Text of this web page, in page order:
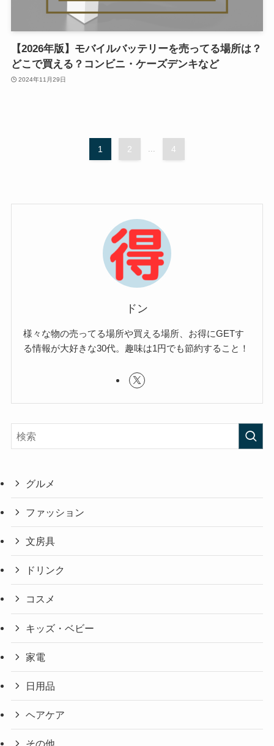
【2026年版】モバイルバッテリーを売ってる場所は？
どこで買える？コンビニ・ケーズデンキなど
2024年11月29日
1 2 ... 4
ドン
様々な物の売ってる場所や買える場所、お得にGETす
る情報が大好きな30代。趣味は1円でも節約すること！
グルメ
ファッション
文房具
ドリンク
コスメ
キッズ・ベビー
家電
日用品
ヘアケア